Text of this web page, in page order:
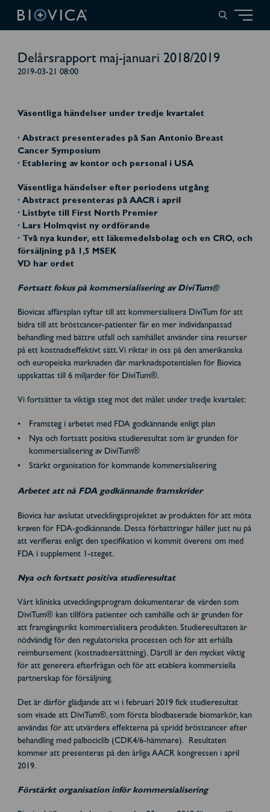
Delårsrapport maj-januari 2018/2019
2019-03-21 08:00
Väsentliga händelser under tredje kvartalet
· Abstract presenterades på San Antonio Breast
Cancer Symposium
· Etablering av kontor och personal i USA
Väsentliga händelser efter periodens utgång
· Abstract presenteras på AACR i april
· Listbyte till First North Premier
· Lars Holmqvist ny ordförande
· Två nya kunder, ett läkemedelsbolag och en CRO, och
försäljning på 1,5 MSEK
VD har ordet
Fortsatt fokus på kommersialisering av DiviTum®
Biovicas affärsplan syftar till att kommersialisera DiviTum för att
bidra till att bröstcancer-patienter får en mer individanpassad
behandling med bättre utfall och samhället använder sina resurser
på ett kostnadseffektivt sätt. Vi riktar in oss på den amerikanska
och europeiska marknaden där marknadspotentialen för Biovica
uppskattas till 6 miljarder för DiviTum®.
Vi fortsätter ta viktiga steg mot det målet under tredje kvartalet:
Framsteg i arbetet med FDA godkännande enligt plan
Nya och fortsatt positiva studieresultat som är grunden för
kommersialisering av DiviTum®
Stärkt organisation för kommande kommersialisering
Arbetet att nå FDA godkännande framskrider
Biovica har avslutat utvecklingsprojektet av produkten för att möta
kraven för FDA-godkännande. Dessa förbättringar håller just nu på
att verifieras enligt den specifikation vi kommit överens om med
FDA i supplement 1-steget.
Nya och fortsatt positiva studieresultat
Vårt kliniska utvecklingsprogram dokumenterar de värden som
DiviTum® kan tillföra patienter och samhälle och är grunden för
att framgångsrikt kommersialisera produkten. Studieresultaten är
nödvändig för den regulatoriska processen och för att erhålla
reimbursement (kostnadsersättning). Därtill är den mycket viktig
för att generera efterfrågan och för att etablera kommersiella
partnerskap för försäljning.
Det är därför glädjande att vi i februari 2019 fick studieresultat
som visade att DiviTum®, som första blodbaserade biomarkör, kan
användas för att utvärdera effekterna på spridd bröstcancer efter
behandling med palbociclib (CDK4/6-hämmare). Resultaten
kommer att presenteras på den årliga AACR kongressen i april
2019.
Förstärkt organisation inför kommersialisering